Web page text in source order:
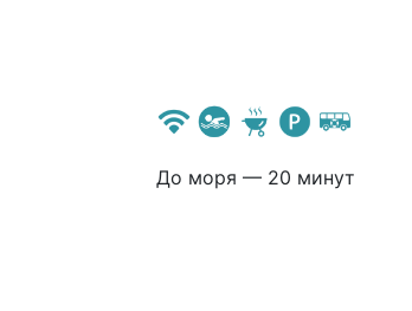
До моря — 20 минут